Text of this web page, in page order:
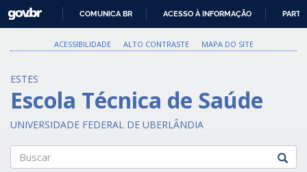
PARA
O
GOVBR
COMUNICA BR ACESSO À INFORMAÇÃO
ACESSIBILIDADE ALTO CONTRASTE MAPA DO SITE
ESTES
Escola Técnica de Saúde
UNIVERSIDADE FEDERAL DE UBERLÂNDIA